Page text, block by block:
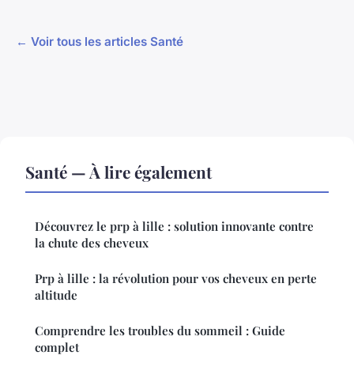
← Voir tous les articles Santé
Santé — À lire également
Découvrez le prp à lille : solution innovante contre
la chute des cheveux
Prp à lille : la révolution pour vos cheveux en perte
altitude
Comprendre les troubles du sommeil : Guide
complet